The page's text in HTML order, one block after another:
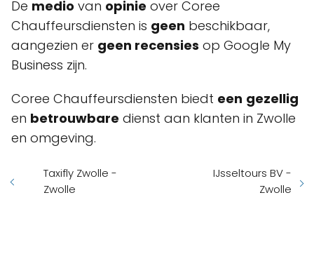
De medio van opinie over Coree
Chauffeursdiensten is geen beschikbaar,
aangezien er geen recensies op Google My
Business zijn.
Coree Chauffeursdiensten biedt een gezellig
en betrouwbare dienst aan klanten in Zwolle
en omgeving.
Taxifly Zwolle -
Zwolle
IJsseltours BV -
Zwolle